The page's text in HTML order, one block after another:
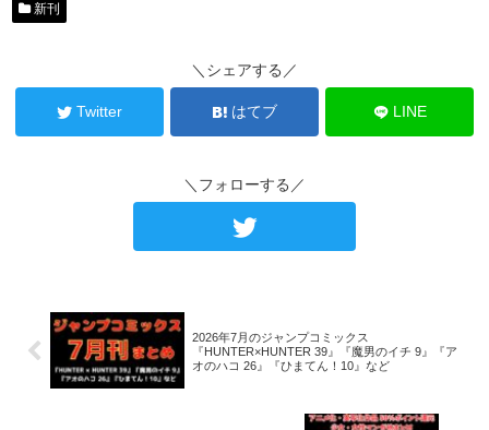
新刊
＼シェアする／
Twitter はてブ LINE
＼フォローする／
2026年7月のジャンプコミックス
『HUNTER×HUNTER 39』『魔男のイチ 9』『ア
オのハコ 26』『ひまてん！10』など